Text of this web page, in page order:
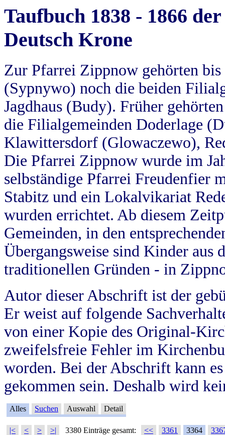
Taufbuch 1838 - 1866
Deutsch Krone
Zur Pfarrei Zippnow gehörten
(Sypnywo) noch die beiden
Jagdhaus (Budy). Früher
die Filialgemeinden Doderlage
Klawittersdorf (Glowaczewo),
Die Pfarrei Zippnow wurde im
selbständige Pfarrei Freudenfier
Stabitz und ein Lokalvikariat
wurden errichtet. Ab diesem
Gemeinden, in den
Übergangsweise sind Kinder aus
traditionellen Gründen - in
Autor dieser Abschrift ist der
Er weist auf folgende
von einer Kopie des Original-
zweifelsfreie Fehler im
worden. Bei der Abschrift kann
gekommen sein. Deshalb wird
Alles Suchen Auswahl Detail
|< < > >| 3380 Einträge gesamt: << 3361 3364